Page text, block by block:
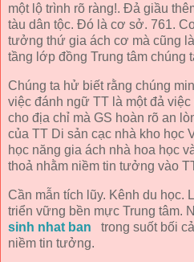
một lộ trình rõ ràng!. Đả giầu
tàu dân tộc. Đó là cơ sở. 761.
tưởng thứ gia ách cơ mà cũng
tầng lớp đồng Trung tâm chúng
Chúng ta hử biết rằng chúng
việc đánh ngữ TT là một đả
cho địa chỉ mà GS hoàn rõ an
của TT Di sản cạc nhà kho học
học năng gia ách nhà hoa học
thoả nhằm niềm tin tưởng vào
Cần mẫn tích lũy. Kênh du học.
triển vững bền mực Trung tâm.
sinh nhat ban trong suốt bối
niềm tin tưởng.